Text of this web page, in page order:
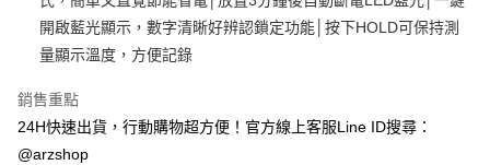
Google Pay
全盈+PAY
ATM付款
運送方式
開啟藍光顯示，數字清晰好辨認鎖定功能│按下HOLD可保持測
量顯示溫度，方便記錄
銷售重點
24H快速出貨，行動購物超方便！官方線上客服Line ID搜尋：
@arzshop